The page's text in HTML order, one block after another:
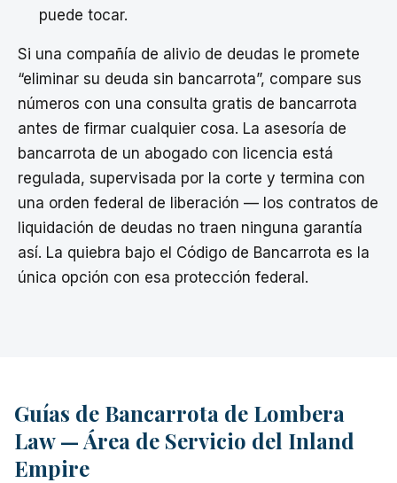
puede tocar.
Si una compañía de alivio de deudas le promete
“eliminar su deuda sin bancarrota”, compare sus
números con una consulta gratis de bancarrota
antes de firmar cualquier cosa. La asesoría de
bancarrota de un abogado con licencia está
regulada, supervisada por la corte y termina con
una orden federal de liberación — los contratos de
liquidación de deudas no traen ninguna garantía
así. La quiebra bajo el Código de Bancarrota es la
única opción con esa protección federal.
Guías de Bancarrota de Lombera
Law — Área de Servicio del Inland
Empire